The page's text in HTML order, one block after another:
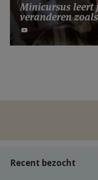
Minicursus leert
veranderen
Recent bezocht